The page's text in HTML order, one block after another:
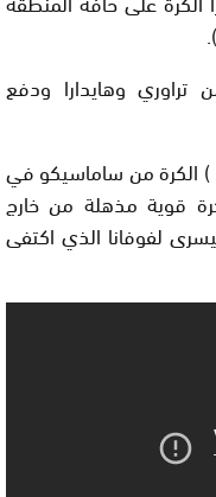
وهايدارا ودفع
دورغيليس نيني (21 عاما ) الكرة من ساماسيكو في
قوية مذهلة من خارج
لفوفانا الذي اكتفى